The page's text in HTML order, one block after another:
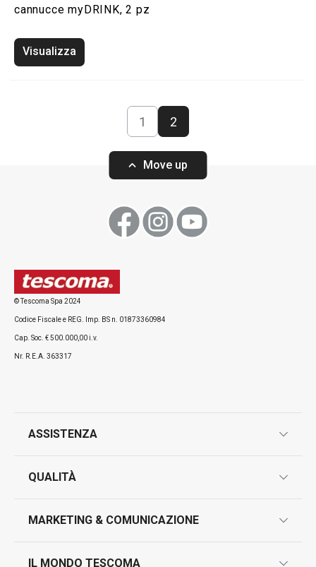
cannucce myDRINK, 2 pz
Visualizza
1 2
Move up
© Tescoma Spa 2024
Codice Fiscale e REG. Imp. BS n. 01873360984
Cap. Soc. € 500.000,00 i.v.
Nr. R.E.A. 363317
ASSISTENZA
contatti
QUALITÀ
MARKETING & COMUNICAZIONE
IL MONDO TESCOMA